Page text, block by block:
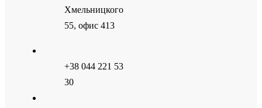
Хмельницкого
55, офис 413
+38 044 221 53
30